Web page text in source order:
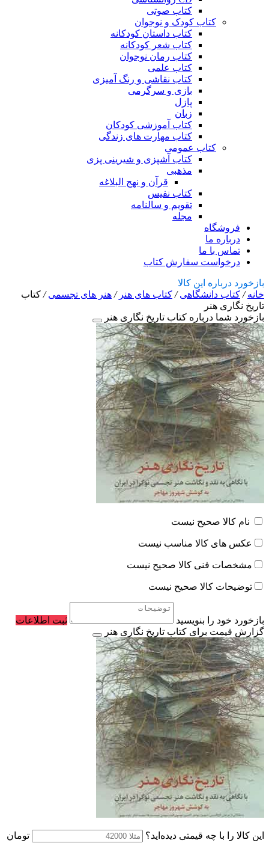
کتاب صوتی
کتاب کودک و نوجوان
کتاب داستان کودکانه
کتاب شعر کودکانه
کتاب رمان نوجوان
کتاب علمی
کتاب نقاشی و رنگ آمیزی
بازی و سرگرمی
پازل
زبان
کتاب آموزشی کودکان
کتاب مهارت های زندگی
کتاب عمومی
کتاب آشپزی و شیرینی پزی
مذهبی
قرآن و نهج البلاغه
کتاب نفیس
تقویم و سالنامه
مجله
فروشگاه
درباره ما
تماس با ما
درخواست سفارش کتاب
بازخورد درباره این کالا
خانه/ کتاب دانشگاهی/ کتاب های هنر / هنر های تجسمی/ کتاب
تاریخ نگاری هنر
بازخورد شما درباره کتاب تاریخ نگاری هنر
نام کالا صحیح نیست
عکس های کالا مناسب نیست
مشخصات فنی کالا صحیح نیست
توضیحات کالا صحیح نیست
بازخورد خود را بنویسید
ثبت اطلاعات
گزارش قیمت برای کتاب تاریخ نگاری هنر
این کالا را با چه قیمتی دیده‌اید؟ تومان